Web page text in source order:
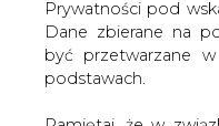
Pamiętaj, że w
osobowych
a przede wszystkim
W przyszłym
dowiedzieć się